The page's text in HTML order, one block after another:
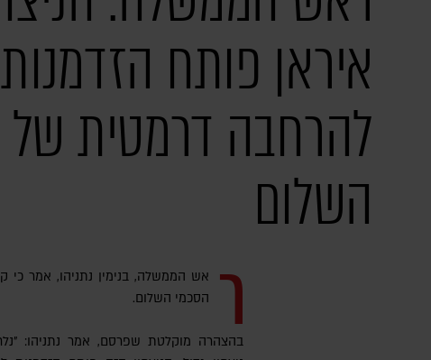
איראן פותח הזדמנות
להרחבה דרמטית
השלום
ר
אש הממשלה, בנימין נתניהו, אמר כי
הסכמי השלום.
בהצהרה מוקלטת שפרסם, אמר נתניהו: